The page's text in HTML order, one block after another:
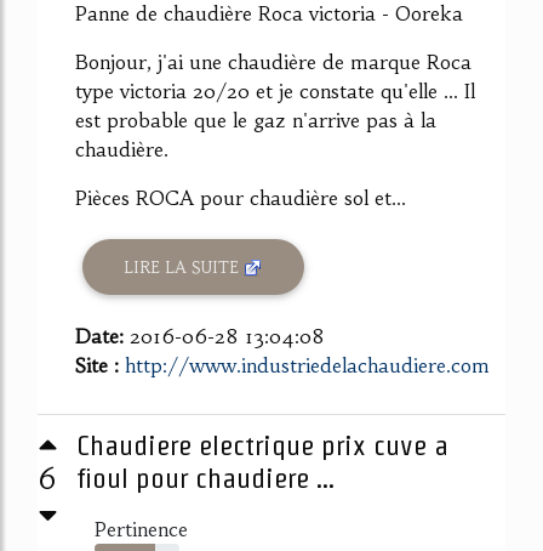
Panne de chaudière Roca victoria - Ooreka
Bonjour, j'ai une chaudière de marque Roca
type victoria 20/20 et je constate qu'elle ... Il
est probable que le gaz n'arrive pas à la
chaudière.
Pièces ROCA pour chaudière sol et...
LIRE LA SUITE
Date: 2016-06-28 13:04:08
Site : http://www.industriedelachaudiere.com
6
Chaudiere electrique prix cuve a
fioul pour chaudiere ...
Pertinence